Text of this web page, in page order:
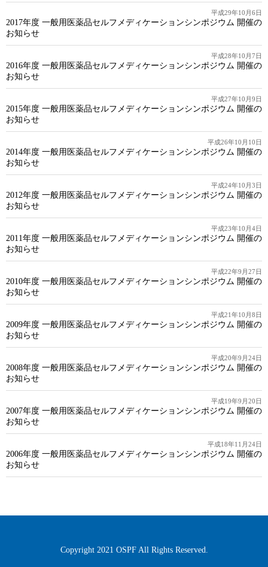
平成29年10月6日
2017年度 一般用医薬品セルフメディケーションシンポジウム 開催の
お知らせ
平成28年10月7日
2016年度 一般用医薬品セルフメディケーションシンポジウム 開催の
お知らせ
平成27年10月9日
2015年度 一般用医薬品セルフメディケーションシンポジウム 開催の
お知らせ
平成26年10月10日
2014年度 一般用医薬品セルフメディケーションシンポジウム 開催の
お知らせ
平成24年10月3日
2012年度 一般用医薬品セルフメディケーションシンポジウム 開催の
お知らせ
平成23年10月4日
2011年度 一般用医薬品セルフメディケーションシンポジウム 開催の
お知らせ
平成22年9月27日
2010年度 一般用医薬品セルフメディケーションシンポジウム 開催の
お知らせ
平成21年10月8日
2009年度 一般用医薬品セルフメディケーションシンポジウム 開催の
お知らせ
平成20年9月24日
2008年度 一般用医薬品セルフメディケーションシンポジウム 開催の
お知らせ
平成19年9月20日
2007年度 一般用医薬品セルフメディケーションシンポジウム 開催の
お知らせ
平成18年11月24日
2006年度 一般用医薬品セルフメディケーションシンポジウム 開催の
お知らせ
Copyright 2021 OSPF All Rights Reserved.